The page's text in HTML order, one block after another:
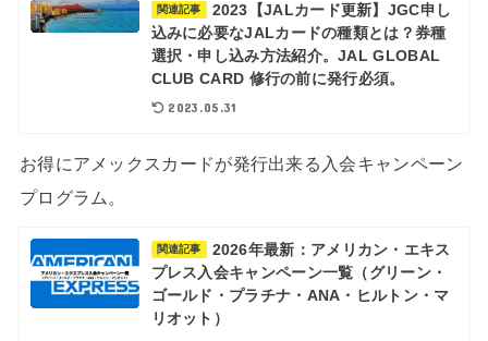
関連記事
2023【JALカード更新】JGC申し
込みに必要なJALカードの種類とは？券種
選択・申し込み方法紹介。JAL GLOBAL
CLUB CARD 修行の前に発行必須。
2023.05.31
お得にアメックスカードが発行出来る入会キャンペーン
プログラム。
関連記事
2026年最新：アメリカン・エキス
プレス入会キャンペーン一覧（グリーン・
ゴールド・プラチナ・ANA・ヒルトン・マ
リオット）